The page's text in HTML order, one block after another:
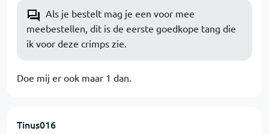
Als je bestelt mag je een voor mee
meebestellen, dit is de eerste goedkope tang die
ik voor deze crimps zie.
Doe mij er ook maar 1 dan.
Tinus016